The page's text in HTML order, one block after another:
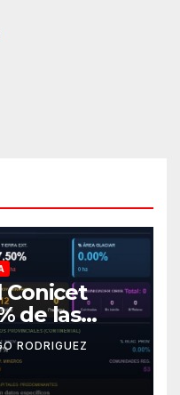
Conicet
de las
Mar del
a
RODRIGUEZ